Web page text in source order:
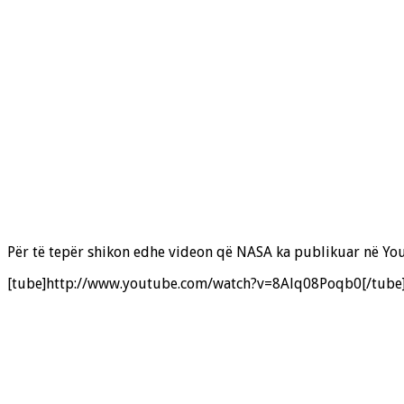
Për të tepër shikon edhe videon që NASA ka publikuar në
[tube]http://www.youtube.com/watch?v=8Alq08Poqb0[/tube]